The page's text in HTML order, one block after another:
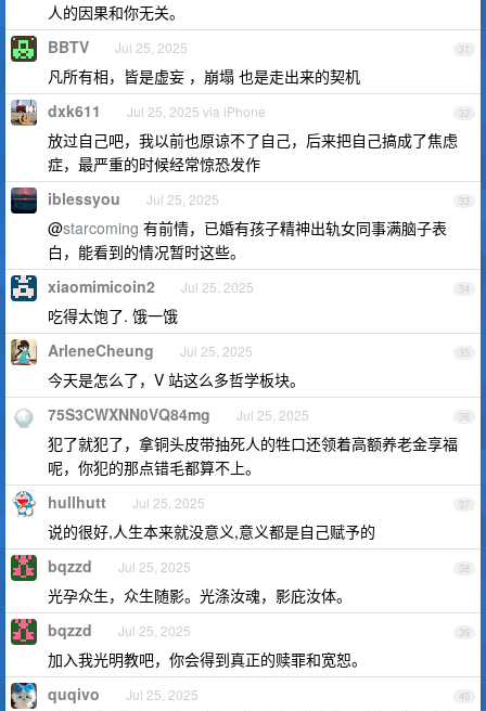
人的因果和你无关。
31
BBTV Jul 25, 2025
凡所有相，皆是虚妄 ，崩塌 也是走出来的契机
32
dxk611 Jul 25, 2025 via iPhone
放过自己吧，我以前也原谅不了自己，后来把自己搞成了焦虑
症，最严重的时候经常惊恐发作
33
iblessyou Jul 25, 2025
@starcoming 有前情，已婚有孩子精神出轨女同事满脑子表
白，能看到的情况暂时这些。
34
xiaomimicoin2 Jul 25, 2025
吃得太饱了. 饿一饿
35
ArleneCheung Jul 25, 2025
今天是怎么了，V 站这么多哲学板块。
36
75S3CWXNN0VQ84mg Jul 25, 2025
犯了就犯了，拿铜头皮带抽死人的牲口还领着高额养老金享福
呢，你犯的那点错毛都算不上。
37
hullhutt Jul 25, 2025
说的很好,人生本来就没意义,意义都是自己赋予的
38
bqzzd Jul 25, 2025
光孕众生，众生随影。光涤汝魂，影庇汝体。
39
bqzzd Jul 25, 2025
加入我光明教吧，你会得到真正的赎罪和宽恕。
40
quqivo Jul 25, 2025